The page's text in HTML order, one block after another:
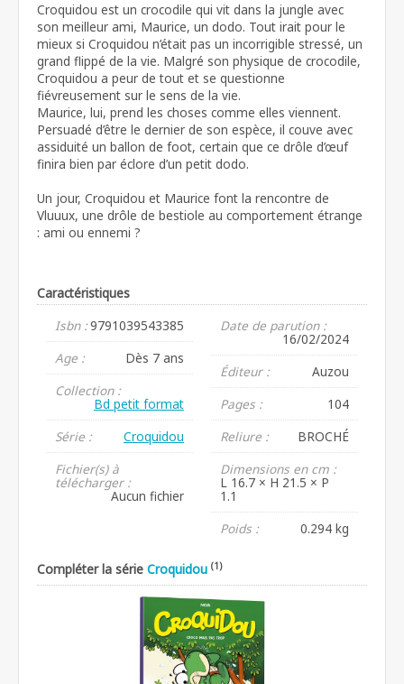
Croquidou est un crocodile qui vit dans la jungle avec
son meilleur ami, Maurice, un dodo. Tout irait pour le
mieux si Croquidou n’était pas un incorrigible stressé, un
grand flippé de la vie. Malgré son physique de crocodile,
Croquidou a peur de tout et se questionne
fiévreusement sur le sens de la vie.
Maurice, lui, prend les choses comme elles viennent.
Persuadé d’être le dernier de son espèce, il couve avec
assiduité un ballon de foot, certain que ce drôle d’œuf
finira bien par éclore d’un petit dodo.
Un jour, Croquidou et Maurice font la rencontre de
Vluuux, une drôle de bestiole au comportement étrange
: ami ou ennemi ?
Caractéristiques
Isbn :9791039543385
Age :
Dès 7 ans
Collection :
Bd petit format
Série :
Croquidou
Fichier(s) à
télécharger :
Aucun fichier
Date de parution :
16/02/2024
Éditeur :
Auzou
Pages :
104
Reliure :
BROCHÉ
Dimensions en cm :
L 16.7 × H 21.5 × P
1.1
Poids :
0.294 kg
Compléter la série Croquidou (1)